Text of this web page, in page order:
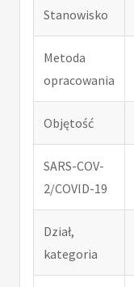
Stanowisko
Metoda
opracowania
Objętość
SARS-COV-
2/COVID-19
Dział,
kategoria